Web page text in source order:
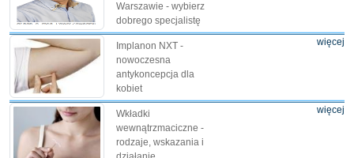
Warszawie - wybierz
dobrego specjalistę
Implanon NXT -
nowoczesna
antykoncepcja dla
kobiet
więcej
Wkładki
wewnątrzmaciczne -
rodzaje, wskazania i
więcej